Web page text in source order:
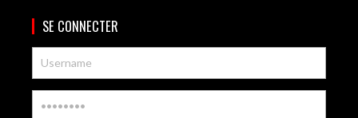
SE CONNECTER